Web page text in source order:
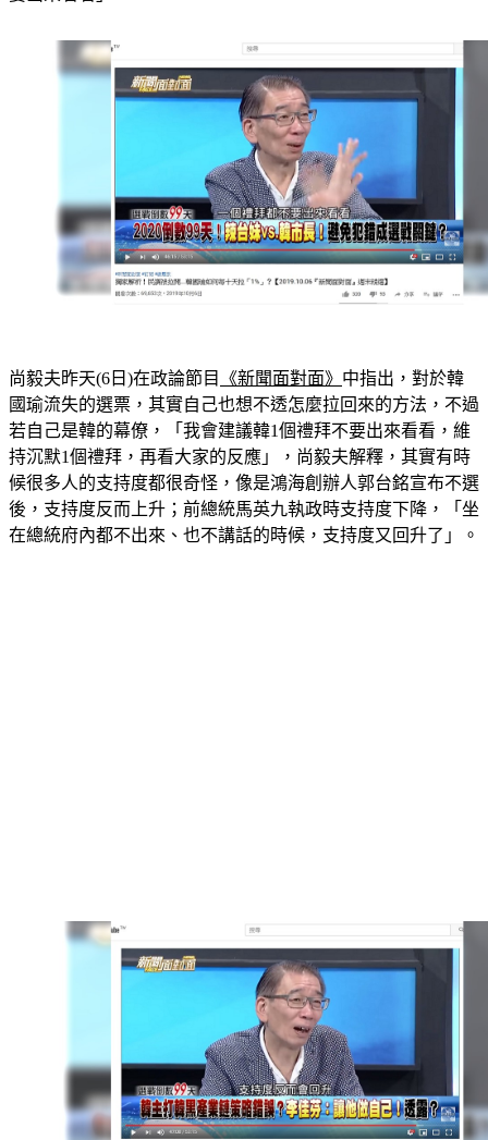
尚毅夫昨天(6日)在政論節目 《新聞面對面》 中指出，對於韓
國瑜流失的選票，其實自己也想不透怎麼拉回來的方法，不過
若自己是韓的幕僚，「我會建議韓1個禮拜不要出來看看，維
持沉默1個禮拜，再看大家的反應」，尚毅夫解釋，其實有時
候很多人的支持度都很奇怪，像是鴻海創辦人郭台銘宣布不選
後，支持度反而上升；前總統馬英九執政時支持度下降，「坐
在總統府內都不出來、也不講話的時候，支持度又回升了」。